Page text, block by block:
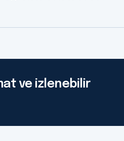
ve izlenebilir